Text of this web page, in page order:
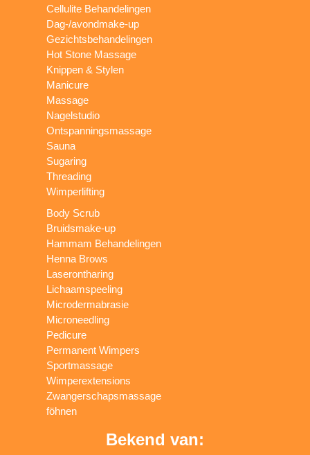
Cellulite Behandelingen
Dag-/avondmake-up
Gezichtsbehandelingen
Hot Stone Massage
Knippen & Stylen
Manicure
Massage
Nagelstudio
Ontspanningsmassage
Sauna
Sugaring
Threading
Wimperlifting
Body Scrub
Bruidsmake-up
Hammam Behandelingen
Henna Brows
Laserontharing
Lichaamspeeling
Microdermabrasie
Microneedling
Pedicure
Permanent Wimpers
Sportmassage
Wimperextensions
Zwangerschapsmassage
föhnen
Bekend van: